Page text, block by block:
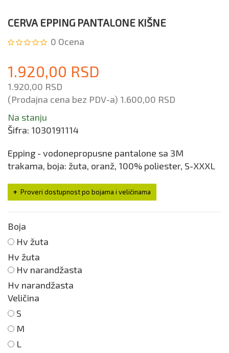
CERVA EPPING PANTALONE KIŠNE
0 Ocena
1.920,00 RSD
1.920,00 RSD
(Prodajna cena bez PDV-a) 1.600,00 RSD
Na stanju
Šifra: 1030191114
Epping - vodonepropusne pantalone sa 3M
trakama, boja: žuta, oranž, 100% poliester, S-XXXL
Proveri dostupnost po bojama i veličinama
Boja
Hv žuta
Hv žuta
Hv narandžasta
Hv narandžasta
Veličina
S
M
L